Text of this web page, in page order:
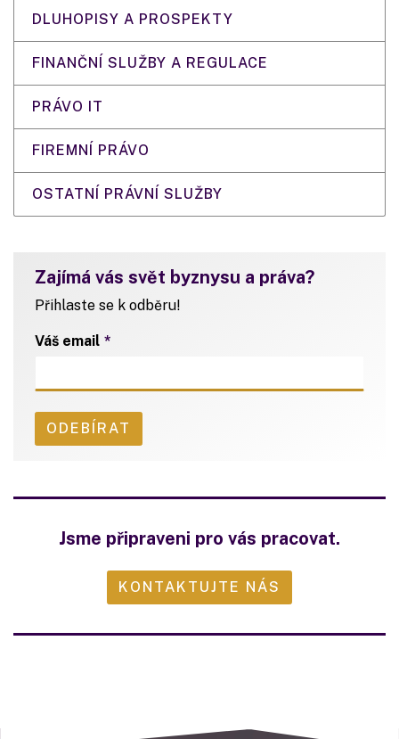
DLUHOPISY A PROSPEKTY
FINANČNÍ SLUŽBY A REGULACE
PRÁVO IT
FIREMNÍ PRÁVO
OSTATNÍ PRÁVNÍ SLUŽBY
Zajímá vás svět byznysu a práva?
Přihlaste se k odběru!
Váš email
Jsme připraveni pro vás pracovat.
KONTAKTUJTE NÁS